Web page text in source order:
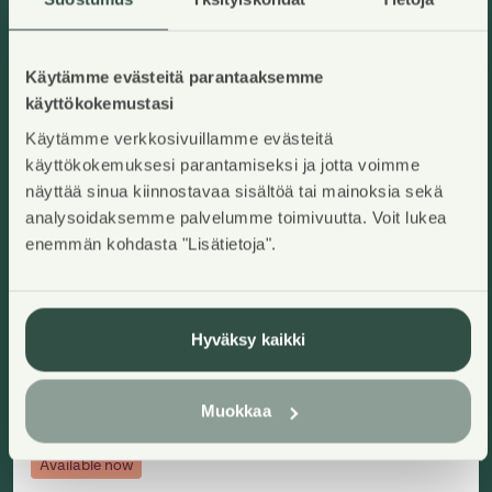
Käytämme evästeitä parantaaksemme
käyttökokemustasi
Käytämme verkkosivuillamme evästeitä
käyttökokemuksesi parantamiseksi ja jotta voimme
näyttää sinua kiinnostavaa sisältöä tai mainoksia sekä
analysoidaksemme palvelumme toimivuutta. Voit lukea
enemmän kohdasta "Lisätietoja".
Hyväksy kaikki
Muokkaa
55,5m2
Right-of-occupancy home
Apartment house
Right-of-occupancy payment:19410,12€
Construction year:1996
Floor
Available now